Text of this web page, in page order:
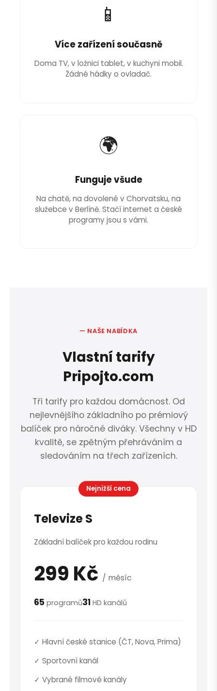
📱
Více zařízení současně
Doma TV, v ložnici tablet, v kuchyni mobil.
Žádné hádky o ovladač.
🌍
Funguje všude
Na chatě, na dovolené v Chorvatsku, na
služebce v Berlíně. Stačí internet a české
programy jsou s vámi.
— NAŠE NABÍDKA
Vlastní tarify
Pripojto.com
Tři tarify pro každou domácnost. Od
nejlevnějšího základního po prémiový
balíček pro náročné diváky. Všechny v HD
kvalitě, se zpětným přehráváním a
sledováním na třech zařízeních.
Nejnižší cena
Televize S
Základní balíček pro každou rodinu
299 Kč / měsíc
65 programů31 HD kanálů
✓ Hlavní české stanice (ČT, Nova, Prima)
✓ Sportovní kanál
✓ Vybrané filmové kanály